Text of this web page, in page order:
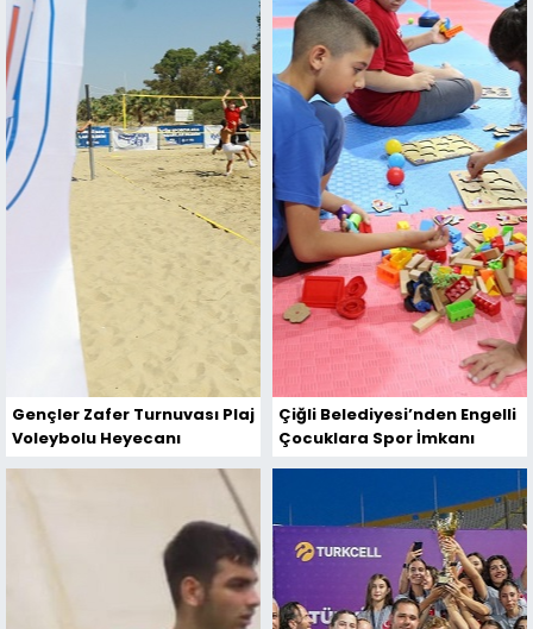
Gençler Zafer Turnuvası Plaj
Voleybolu Heyecanı
Çiğli Belediyesi’nden Engelli
Çocuklara Spor İmkanı